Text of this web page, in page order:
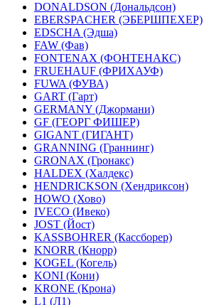
DONALDSON (Дональдсон)
EBERSPACHER (ЭБЕРШПЕХЕР)
EDSCHA (Эдша)
FAW (Фав)
FONTENAX (ФОНТЕНАКС)
FRUEHAUF (ФРИХАУФ)
FUWA (ФУВА)
GART (Гарт)
GERMANY (Джормани)
GF (ГЕОРГ ФИШЕР)
GIGANT (ГИГАНТ)
GRANNING (Граннинг)
GRONAX (Гронакс)
HALDEX (Халдекс)
HENDRICKSON (Хендриксон)
HOWO (Хово)
IVECO (Ивеко)
JOST (Йост)
KASSBOHRER (Касcборер)
KNORR (Кнорр)
KOGEL (Когель)
KONI (Кони)
KRONE (Крона)
L1 (Л1)